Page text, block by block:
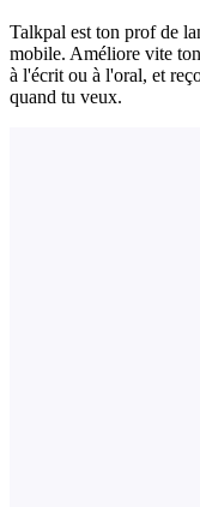
Talkpal est ton prof de
mobile. Améliore vite
à l'écrit ou à l'oral, et
quand tu veux.